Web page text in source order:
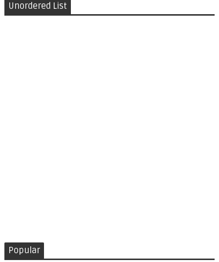
Unordered List
Popular